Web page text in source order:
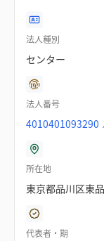
法人種別
センター
法人番号
4010401093290
所在地
東京都品川区東
代表者・期